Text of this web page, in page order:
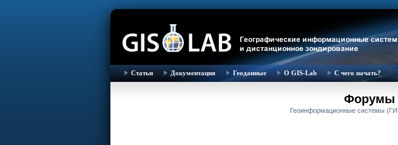
Статьи Документация Геоданные О GIS-Lab С чего начать?
Форумы
Геоинформационные системы